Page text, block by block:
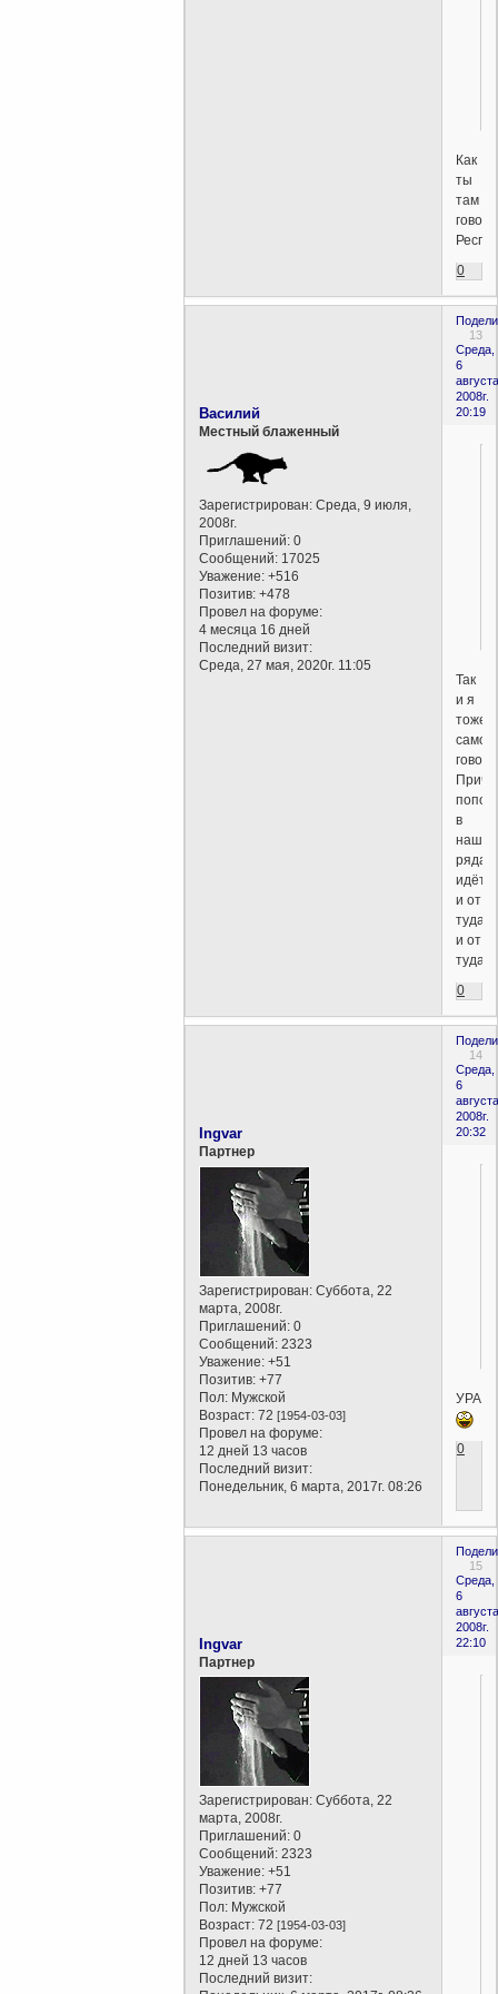
Как
ты
там
0
13
Среда,
6
2008г.
20:19
Василий
Местный блаженный
Зарегистрирован: Среда, 9 июля,
2008г.
Приглашений: 0
Сообщений: 17025
Уважение: +516
Позитив: +478
Провел на форуме:
4 месяца 16 дней
Последний визит:
Среда, 27 мая, 2020г. 11:05
Так
и я
тоже
самое
в
наших
рядах
идёт
и от
туда,
и от
туда.
0
14
Среда,
6
2008г.
20:32
Ingvar
Партнер
Зарегистрирован: Суббота, 22
марта, 2008г.
Приглашений: 0
Сообщений: 2323
Уважение: +51
Позитив: +77
Пол: Мужской
Возраст: 72[1954-03-03]
Провел на форуме:
12 дней 13 часов
Последний визит:
Понедельник, 6 марта, 2017г. 08:26
УРА!!!
0
15
Среда,
6
2008г.
22:10
Ingvar
Партнер
Зарегистрирован: Суббота, 22
марта, 2008г.
Приглашений: 0
Сообщений: 2323
Уважение: +51
Позитив: +77
Пол: Мужской
Возраст: 72[1954-03-03]
Провел на форуме:
12 дней 13 часов
Последний визит: